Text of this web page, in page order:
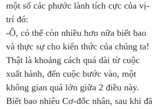
một số các phước lành tích cực của vị-
trí đó:
-Ô, có thể còn nhiều hơn nữa biết bao
và thực sự cho kiến ​​thức của chúng ta!
Thật là khoảng cách quá dài từ cuộc
xuất hành, đến cuộc bước vào, một
không gian quá lớn giữa 2 điều này.
Biết bao nhiêu Cơ-đốc nhân, sau khi đã